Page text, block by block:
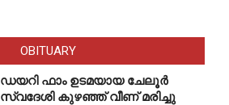
OBITUARY
ഡയറി ഫാം ഉടമയായ ചേലൂർ
സ്വദേശി കുഴഞ്ഞ് വീണ് മരിച്ചു